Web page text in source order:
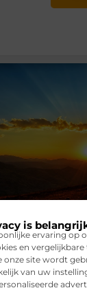
is
ervaring op
en
site wordt
van uw
voor de